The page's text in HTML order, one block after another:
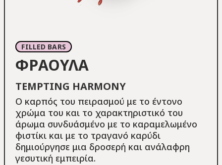
FILLED BARS
ΦΡΑΟΥΛΑ
TEMPTING HARMONY
Ο καρπός του πειρασμού με το έντονο
χρώμα του και το χαρακτηριστικό του
άρωμα συνδυάσμένο με το καραμελωμένο
φιστίκι και με το τραγανό καρύδι
δημιούργησε μια δροσερή και ανάλαφρη
γεσυτική εμπειρία.